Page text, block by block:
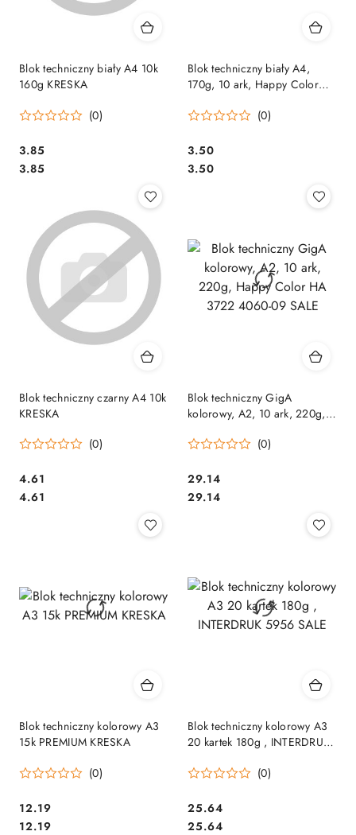
Blok techniczny biały A4 10k
160g KRESKA
(0)
Cena:
3.85
Cena:
3.85
Blok techniczny biały A4,
170g, 10 ark, Happy Color
(0)
Cena:
3.50
Cena:
3.50
Blok techniczny czarny A4 10k
KRESKA
(0)
Cena:
4.61
Cena:
4.61
Blok techniczny GigA
kolorowy, A2, 10 ark, 220g,
09 SALE
(0)
Cena:
29.14
Cena:
29.14
Blok techniczny kolorowy A3
15k PREMIUM KRESKA
(0)
Cena:
12.19
Cena:
12.19
Blok techniczny kolorowy A3
20 kartek 180g , INTERDRUK
(0)
Cena:
25.64
Cena:
25.64